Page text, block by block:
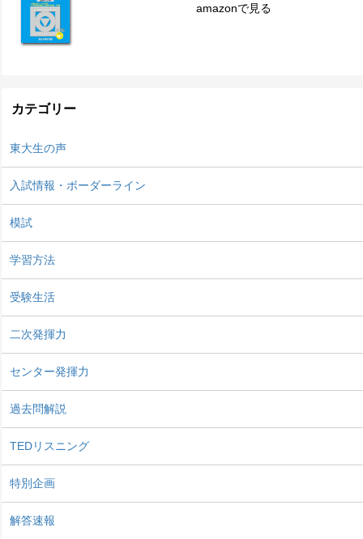
amazonで見る
カテゴリー
東大生の声
入試情報・ボーダーライン
模試
学習方法
受験生活
二次発揮力
センター発揮力
過去問解説
TEDリスニング
特別企画
解答速報